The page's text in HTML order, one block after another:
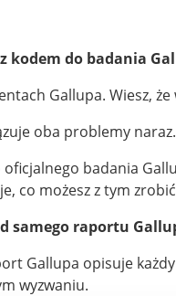
kodem do badania
Gallupa. Wiesz,
oba problemy naraz.
badania
co możesz z tym
samego raportu
Gallupa opisuje
wyzwaniu.